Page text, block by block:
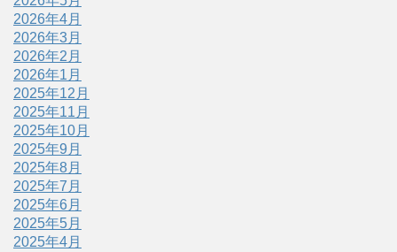
2026年4月
2026年3月
2026年2月
2026年1月
2025年12月
2025年11月
2025年10月
2025年9月
2025年8月
2025年7月
2025年6月
2025年5月
2025年4月